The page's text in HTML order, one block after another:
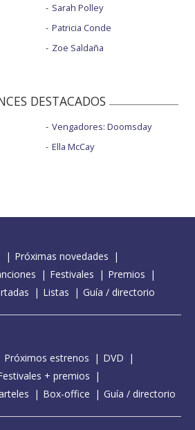
Sarah Polley
Patricia Conde
Zoe Saldaña
DESTACADOS
Vengadores: Doomsday
Ella McCay
Próximas novedades
Festivales
Premios
Listas Guía / directorio
Próximos estrenos
DVD
+ premios
Box-office Guía / directorio